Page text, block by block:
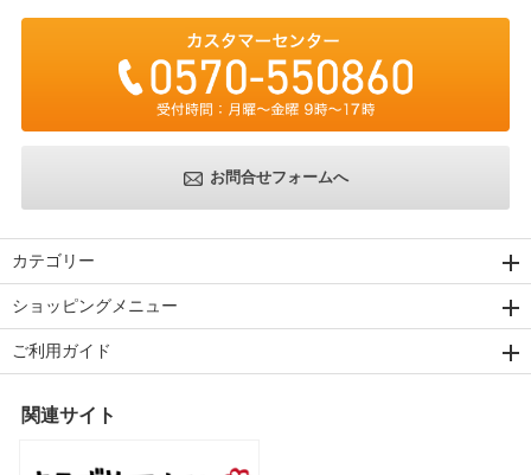
お問合せフォームへ
カテゴリー
ショッピングメニュー
ご利用ガイド
関連サイト